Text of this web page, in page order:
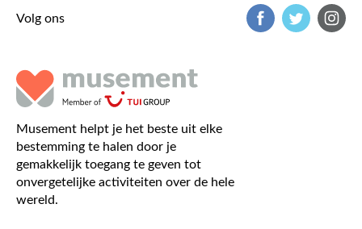
Volg ons
Musement helpt je het beste uit elke
bestemming te halen door je
gemakkelijk toegang te geven tot
onvergetelijke activiteiten over de hele
wereld.